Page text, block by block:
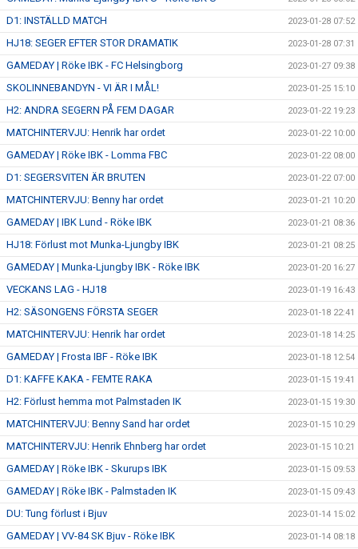
D1: INSTÄLLD MATCH 2023-01-28 07:52
HJ18: SEGER EFTER STOR DRAMATIK 2023-01-28 07:31
GAMEDAY | Röke IBK - FC Helsingborg 2023-01-27 09:38
SKOLINNEBANDYN - VI ÄR I MÅL! 2023-01-25 15:10
H2: ANDRA SEGERN PÅ FEM DAGAR 2023-01-22 19:23
MATCHINTERVJU: Henrik har ordet 2023-01-22 10:00
GAMEDAY | Röke IBK - Lomma FBC 2023-01-22 08:00
D1: SEGERSVITEN ÄR BRUTEN 2023-01-22 07:00
MATCHINTERVJU: Benny har ordet 2023-01-21 10:20
GAMEDAY | IBK Lund - Röke IBK 2023-01-21 08:36
HJ18: Förlust mot Munka-Ljungby IBK 2023-01-21 08:25
GAMEDAY | Munka-Ljungby IBK - Röke IBK 2023-01-20 16:27
VECKANS LAG - HJ18 2023-01-19 16:43
H2: SÄSONGENS FÖRSTA SEGER 2023-01-18 22:41
MATCHINTERVJU: Henrik har ordet 2023-01-18 14:25
GAMEDAY | Frosta IBF - Röke IBK 2023-01-18 12:54
D1: KAFFE KAKA - FEMTE RAKA 2023-01-15 19:41
H2: Förlust hemma mot Palmstaden IK 2023-01-15 19:30
MATCHINTERVJU: Benny Sand har ordet 2023-01-15 10:29
MATCHINTERVJU: Henrik Ehnberg har ordet 2023-01-15 10:21
GAMEDAY | Röke IBK - Skurups IBK 2023-01-15 09:53
GAMEDAY | Röke IBK - Palmstaden IK 2023-01-15 09:43
DU: Tung förlust i Bjuv 2023-01-14 15:02
GAMEDAY | VV-84 SK Bjuv - Röke IBK 2023-01-14 08:18